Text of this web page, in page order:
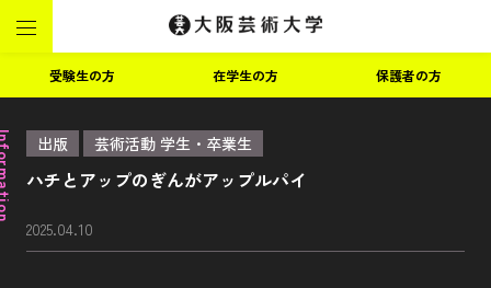
受験生の方 在学生の方 保護者の方
出版 芸術活動 学生・卒業生
ハチとアップのぎんがアップルパイ
2025.04.10